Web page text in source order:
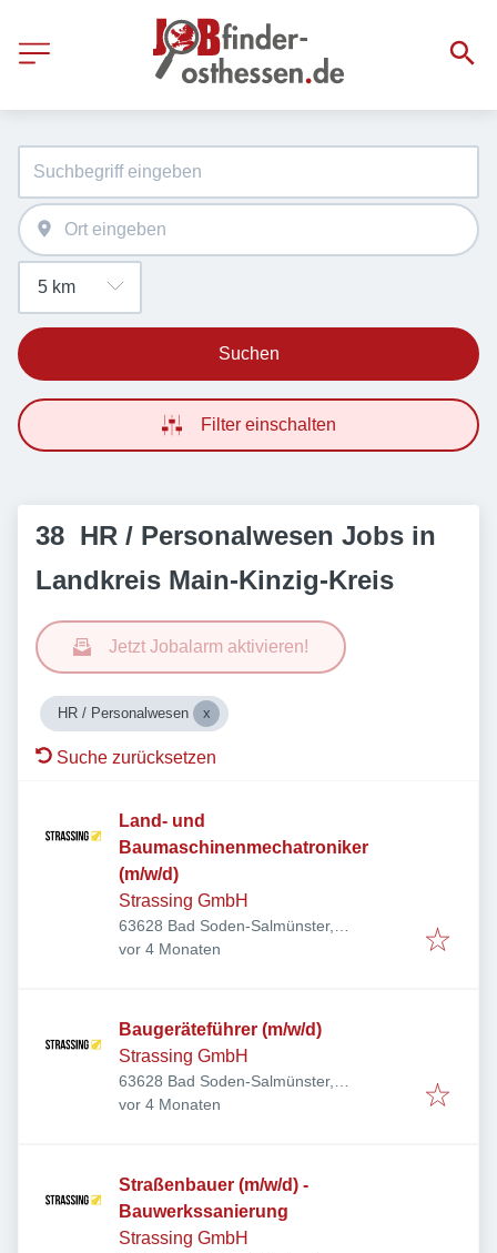
Suchen
Filter einschalten
38 HR / Personalwesen Jobs in
Landkreis Main-Kinzig-Kreis
Jetzt Jobalarm aktivieren!
HR / Personalwesen
Suche zurücksetzen
Land- und
Baumaschinenmechatroniker
(m/w/d)
Strassing GmbH
63628 Bad Soden-Salmünster,
Deutschland
Veröffentlicht:
vor 4 Monaten
Baugeräteführer (m/w/d)
Strassing GmbH
63628 Bad Soden-Salmünster,
Deutschland
Veröffentlicht:
vor 4 Monaten
Straßenbauer (m/w/d) -
Bauwerkssanierung
Strassing GmbH